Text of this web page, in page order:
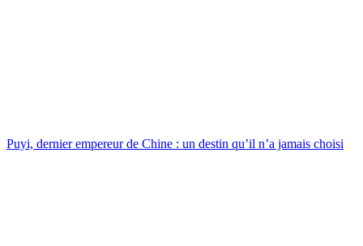
Puyi, dernier empereur de Chine : un destin qu’il n’a jamais choisi